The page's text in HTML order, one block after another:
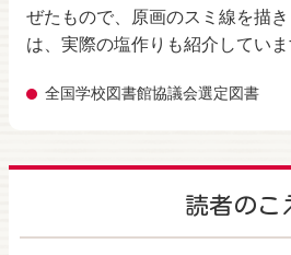
ぜたもので、原画のスミ線を描
は、実際の塩作りも紹介していま
全国学校図書館協議会選定図書
読者のこ